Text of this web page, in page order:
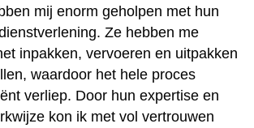
mij enorm geholpen met hun
Ze hebben me
inpakken, vervoeren en uitpakken
waardoor het hele proces
verliep. Door hun expertise en
kon ik met vol vertrouwen